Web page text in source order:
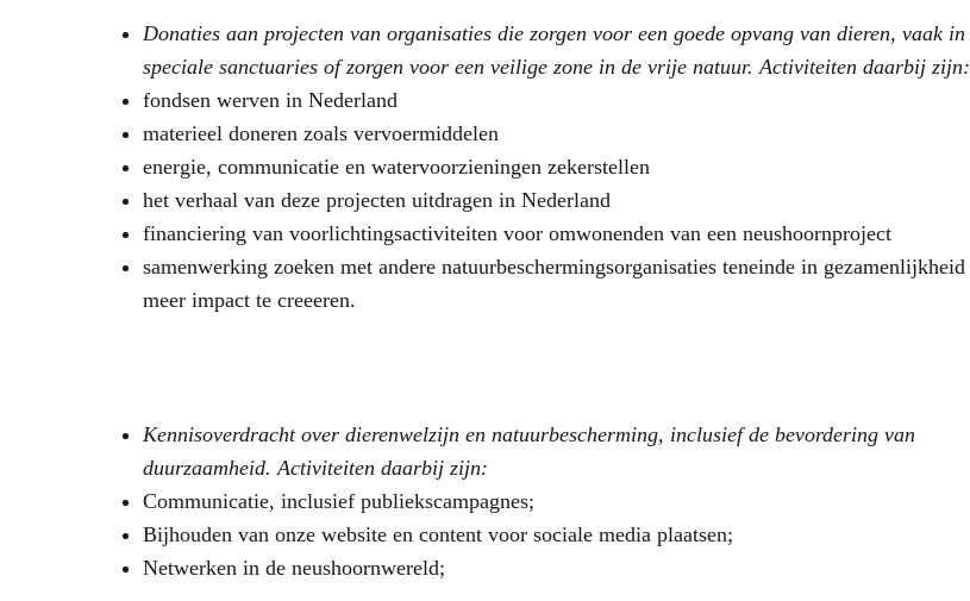
Donaties aan projecten van organisaties die zorgen voor een goede opvang van dieren, vaak in
speciale sanctuaries of zorgen voor een veilige zone in de vrije natuur. Activiteiten daarbij zijn:
fondsen werven in Nederland
materieel doneren zoals vervoermiddelen
energie, communicatie en watervoorzieningen zekerstellen
het verhaal van deze projecten uitdragen in Nederland
financiering van voorlichtingsactiviteiten voor omwonenden van een neushoornproject
samenwerking zoeken met andere natuurbeschermingsorganisaties teneinde in gezamenlijkheid
meer impact te creeeren.
Kennisoverdrachtover dierenwelzijn en natuurbescherming, inclusief de bevordering van
duurzaamheid. Activiteiten daarbij zijn:
Communicatie, inclusief publiekscampagnes;
Bijhouden van onze website en content voor sociale media plaatsen;
Netwerken in de neushoornwereld;